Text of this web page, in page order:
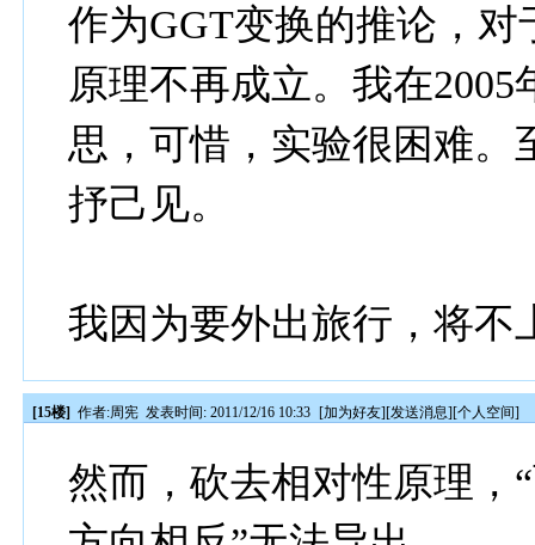
作为GGT变换的推论，对
原理不再成立。我在2005
思，可惜，实验很困难。
抒己见。
我因为要外出旅行，将不
[15楼] 作者:周宪 发表时间: 2011/12/16 10:33 [加为好友][发送消息][个人空间]
然而，砍去相对性原理，